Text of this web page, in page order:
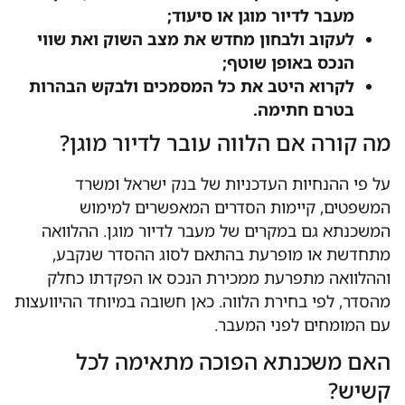
מעבר לדיור מוגן או סיעוד;
לעקוב ולבחון מחדש את מצב השוק ואת שווי
הנכס באופן שוטף;
לקרוא היטב את כל המסמכים ולבקש הבהרות
בטרם חתימה.
מה קורה אם הלווה עובר לדיור מוגן?
על פי ההנחיות העדכניות של בנק ישראל ומשרד
המשפטים, קיימות הסדרים המאפשרים למימוש
המשכנתא גם במקרים של מעבר לדיור מוגן. ההלוואה
מתחדשת או מופרעת בהתאם לסוג ההסדר שנקבע,
וההלוואה מתפרעת ממכירת הנכס או הפקדתו כחלק
מהסדר, לפי בחירת הלווה. כאן חשובה במיוחד ההיוועצות
עם המומחים לפני המעבר.
האם משכנתא הפוכה מתאימה לכל
קשיש?